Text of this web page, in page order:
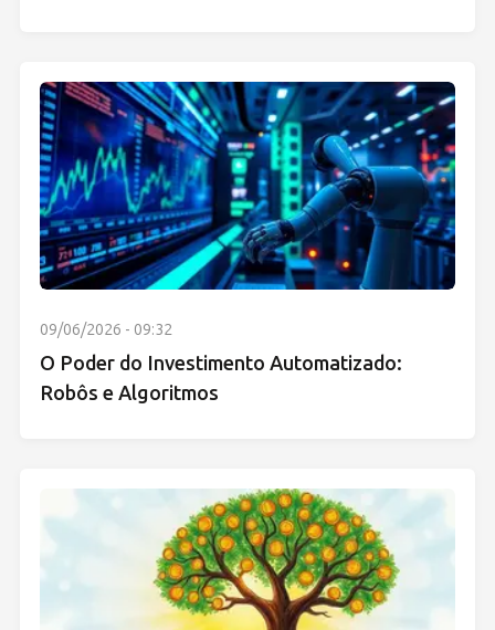
09/06/2026 - 09:32
O Poder do Investimento Automatizado:
Robôs e Algoritmos